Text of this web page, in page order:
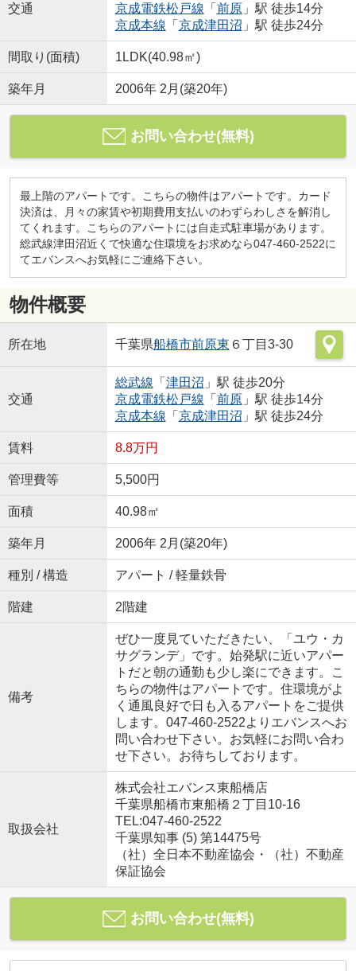
交通
京成電鉄松戸線 「 前原」駅 徒歩14分
京成本線 「 京成津田沼 」駅 徒歩24分
間取り(面積) 1LDK(40.98㎡)
築年月 2006年 2月(築20年)
お問い合わせ(無料)
最上階のアパートです。こちらの物件はアパートです。カード
決済は、月々の家賃や初期費用支払いのわずらわしさを解消し
てくれます。こちらのアパートには自走式駐車場があります。
総武線津田沼近くで快適な住環境をお求めなら047-460-2522に
てエバンスへお気軽にご連絡下さい。
物件概要
所在地 千葉県船橋市前原東 ６丁目3-30
交通
総武線 「 津田沼 」駅 徒歩20分
京成電鉄松戸線 「 前原」駅 徒歩14分
京成本線 「 京成津田沼 」駅 徒歩24分
賃料 8.8万円
管理費等 5,500円
面積 40.98㎡
築年月 2006年 2月(築20年)
種別 / 構造 アパート / 軽量鉄骨
階建 2階建
備考
ぜひ一度見ていただきたい、「ユウ・カ
サグランデ」です。始発駅に近いアパー
トだと朝の通勤も少し楽にできます。こ
ちらの物件はアパートです。住環境がよ
く通風良好で日も入るアパートをご提供
します。047-460-2522よりエバンスへお
問い合わせ下さい。お気軽にお問い合わ
せ下さい。お待ちしております。
取扱会社
株式会社エバンス東船橋店
千葉県船橋市東船橋２丁目10-16
TEL:047-460-2522
千葉県知事 (5) 第14475号
（社）全日本不動産協会・（社）不動産
保証協会
お問い合わせ(無料)